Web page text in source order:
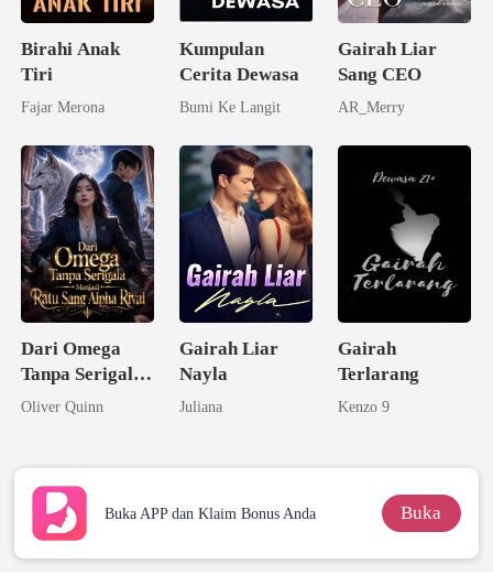
Birahi Anak
Tiri
Fajar Merona
Kumpulan
Cerita Dewasa
Bumi Ke Langit
Gairah Liar
Sang CEO
AR_Merry
Dari Omega
Tanpa Serigala
Menjadi Ratu
Oliver Quinn
Gairah Liar
Nayla
Juliana
Gairah
Terlarang
Kenzo 9
Buka APP dan Klaim Bonus Anda Buka